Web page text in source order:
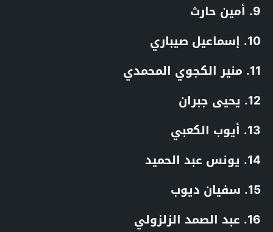
9. أمين حارث
10. إسماعيل صيباري
11. منير الكجوي المحمدي
12. يحيى جبران
13. أيوب الكعبي
14. يونس عبد الحميد
15. سفيان ديوب
16. عبد الصمد الزلزولي